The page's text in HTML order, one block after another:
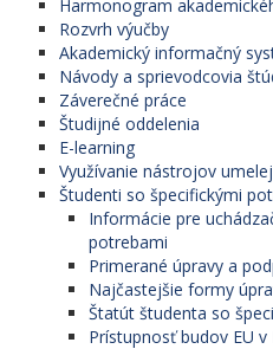
Harmonogram
Rozvrh výučby
Akademický informačný
Návody a sprievodcovia
Záverečné práce
Študijné oddelenia
E-learning
Využívanie nástrojov
Študenti so špecifickými
Informácie pre
potrebami
Primerané úpravy a
Najčastejšie formy
Štatút študenta so
Prístupnosť budov EU v